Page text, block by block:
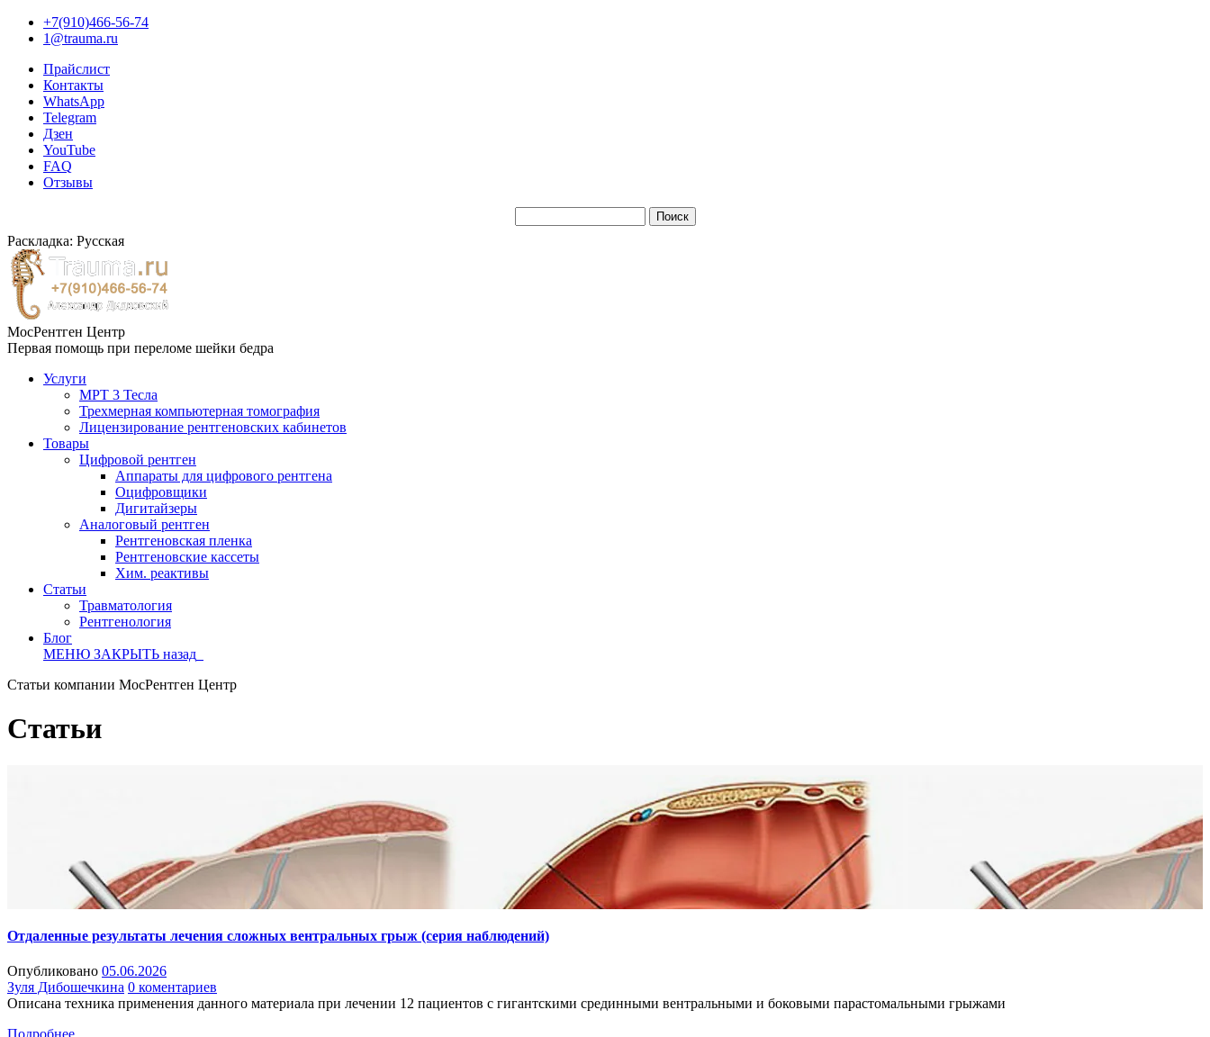
+7(910)466-56-74
1@trauma.ru
Прайслист
Контакты
WhatsApp
Telegram
Дзен
YouTube
FAQ
Отзывы
Раскладка: Русская
МосРентген Центр
Первая помощь при переломе шейки бедра
Услуги
МРТ 3 Тесла
Трехмерная компьютерная томография
Лицензирование рентгеновских кабинетов
Товары
Цифровой рентген
Аппараты для цифрового рентгена
Оцифровщики
Дигитайзеры
Аналоговый рентген
Рентгеновская пленка
Рентгеновские кассеты
Хим. реактивы
Статьи
Травматология
Рентгенология
Блог
МЕНЮ ЗАКРЫТЬ назад
Статьи компании МосРентген Центр
Статьи
Отдаленные результаты лечения сложных вентральных грыж (серия наблюдений)
Опубликовано 05.06.2026
Зуля Дибошечкина 0 коментариев
Описана техника применения данного материала при лечении 12 пациентов с гигантскими срединными вентральными и боковыми парастомальными грыжами